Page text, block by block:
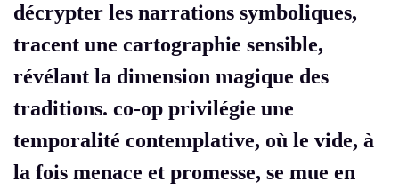
décrypter les narrations symboliques,
tracent une cartographie sensible,
révélant la dimension magique des
traditions. co-op privilégie une
temporalité contemplative, où le vide, à
la fois menace et promesse, se mue en